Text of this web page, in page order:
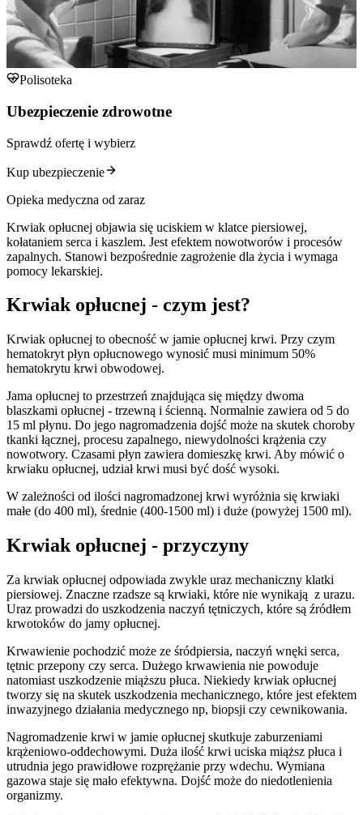
Polisoteka
Ubezpieczenie zdrowotne
Sprawdź ofertę i wybierz
Kup ubezpieczenie
Opieka medyczna od zaraz
Krwiak opłucnej objawia się uciskiem w klatce piersiowej,
kołataniem serca i kaszlem. Jest efektem nowotworów i procesów
zapalnych. Stanowi bezpośrednie zagrożenie dla życia i wymaga
pomocy lekarskiej.
Krwiak opłucnej - czym jest?
Krwiak opłucnej to obecność w jamie opłucnej krwi. Przy czym
hematokryt płyn opłucnowego wynosić musi minimum 50%
hematokrytu krwi obwodowej.
Jama opłucnej to przestrzeń znajdująca się między dwoma
blaszkami opłucnej - trzewną i ścienną. Normalnie zawiera od 5 do
15 ml płynu. Do jego nagromadzenia dojść może na skutek choroby
tkanki łącznej, procesu zapalnego, niewydolności krążenia czy
nowotwory. Czasami płyn zawiera domieszkę krwi. Aby mówić o
krwiaku opłucnej, udział krwi musi być dość wysoki.
W zależności od ilości nagromadzonej krwi wyróżnia się krwiaki
małe (do 400 ml), średnie (400-1500 ml) i duże (powyżej 1500 ml).
Krwiak opłucnej - przyczyny
Za krwiak opłucnej odpowiada zwykle uraz mechaniczny klatki
piersiowej. Znaczne rzadsze są krwiaki, które nie wynikają z urazu.
Uraz prowadzi do uszkodzenia naczyń tętniczych, które są źródłem
krwotoków do jamy opłucnej.
Krwawienie pochodzić może ze śródpiersia, naczyń wnęki serca,
tętnic przepony czy serca. Dużego krwawienia nie powoduje
natomiast uszkodzenie miąższu płuca. Niekiedy krwiak opłucnej
tworzy się na skutek uszkodzenia mechanicznego, które jest efektem
inwazyjnego działania medycznego np, biopsji czy cewnikowania.
Nagromadzenie krwi w jamie opłucnej skutkuje zaburzeniami
krążeniowo-oddechowymi. Duża ilość krwi uciska miąższ płuca i
utrudnia jego prawidłowe rozprężanie przy wdechu. Wymiana
gazowa staje się mało efektywna. Dojść może do niedotlenienia
organizmy.